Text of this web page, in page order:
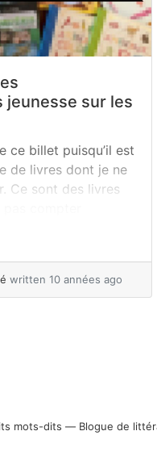
jeunesse sur les
ce billet puisqu’il est
de livres dont je ne
Ce sont des livres
puisqu’ils
chaque garderie et
vous l’avez vu dans
written 10 années ago
mots-dits ― Blogue de